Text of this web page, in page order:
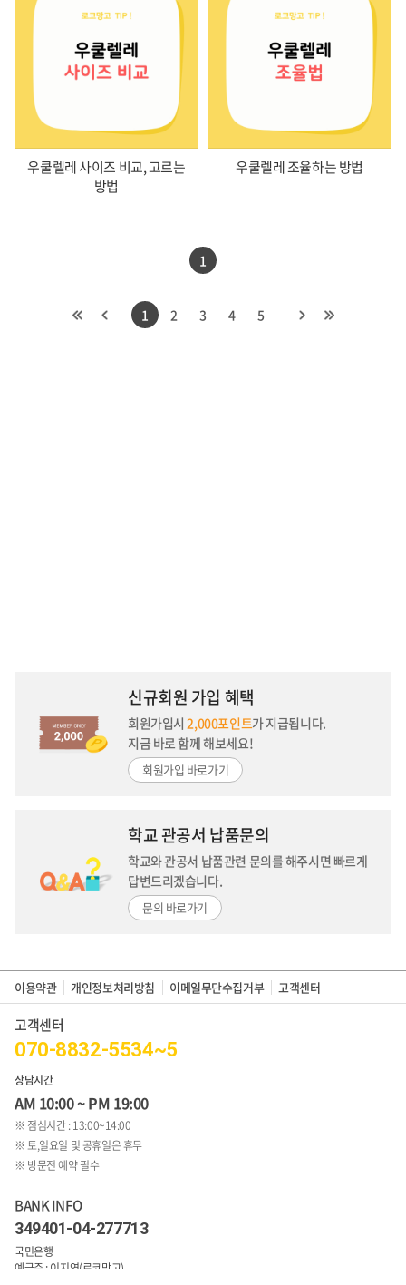
우쿨렐레 사이즈 비교, 고르는
방법
우쿨렐레 조율하는 방법
1
1 2 3 4 5
신규회원 가입 혜택
회원가입시2,000포인트가 지급됩니다.
지금 바로 함께 해보세요!
회원가입 바로가기
학교 관공서 납품문의
학교와 관공서 납품관련 문의를 해주시면 빠르게
답변드리겠습니다.
문의 바로가기
이용약관 개인정보처리방침 이메일무단수집거부 고객센터
고객센터
070-8832-5534~5
상담시간
AM 10:00 ~ PM 19:00
※ 점심시간 : 13:00~14:00
※ 토,일요일 및 공휴일은 휴무
※ 방문전 예약 필수
BANK INFO
349401-04-277713
국민은행
예금주 : 이지연(로코망고)